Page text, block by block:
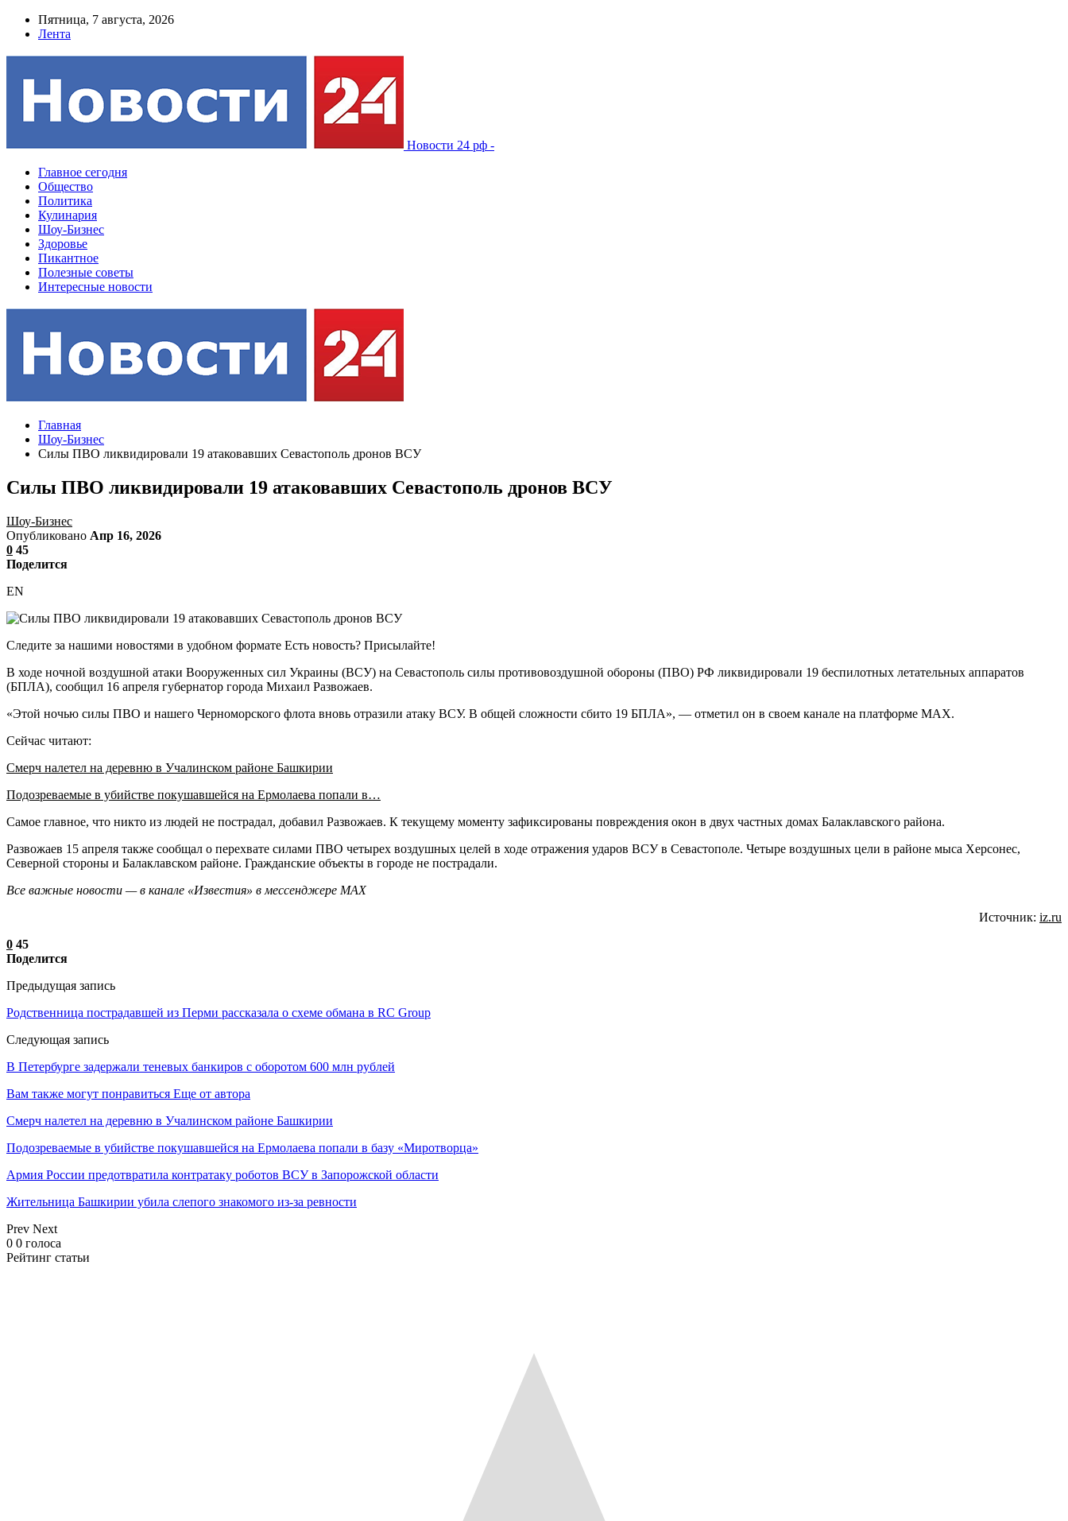
Пятница, 7 августа, 2026
Лента
Новости 24 рф -
Главное сегодня
Общество
Политика
Кулинария
Шоу-Бизнес
Здоровье
Пикантное
Полезные советы
Интересные новости
Главная
Шоу-Бизнес
Силы ПВО ликвидировали 19 атаковавших Севастополь дронов ВСУ
Силы ПВО ликвидировали 19 атаковавших Севастополь дронов ВСУ
Шоу-Бизнес
Опубликовано Апр 16, 2026
0 45
Поделится
EN
Следите за нашими новостями в удобном формате Есть новость? Присылайте!
В ходе ночной воздушной атаки Вооруженных сил Украины (ВСУ) на Севастополь силы противовоздушной обороны (ПВО) РФ ликвидировали 19 беспилотных летательных аппаратов
(БПЛА), сообщил 16 апреля губернатор города Михаил Развожаев.
«Этой ночью силы ПВО и нашего Черноморского флота вновь отразили атаку ВСУ. В общей сложности сбито 19 БПЛА», — отметил он в своем канале на платформе МАХ.
Сейчас читают:
Смерч налетел на деревню в Учалинском районе Башкирии
Подозреваемые в убийстве покушавшейся на Ермолаева попали в…
Самое главное, что никто из людей не пострадал, добавил Развожаев. К текущему моменту зафиксированы повреждения окон в двух частных домах Балаклавского района.
Развожаев 15 апреля также сообщал о перехвате силами ПВО четырех воздушных целей в ходе отражения ударов ВСУ в Севастополе. Четыре воздушных цели в районе мыса Херсонес,
Северной стороны и Балаклавском районе. Гражданские объекты в городе не пострадали.
Все важные новости — в канале «Известия» в мессенджере МАХ
Источник: iz.ru
0 45
Поделится
Предыдущая запись
Родственница пострадавшей из Перми рассказала о схеме обмана в RC Group
Следующая запись
В Петербурге задержали теневых банкиров с оборотом 600 млн рублей
Вам также могут понравиться Еще от автора
Смерч налетел на деревню в Учалинском районе Башкирии
Подозреваемые в убийстве покушавшейся на Ермолаева попали в базу «Миротворца»
Армия России предотвратила контратаку роботов ВСУ в Запорожской области
Жительница Башкирии убила слепого знакомого из-за ревности
Prev Next
0 0 голоса
Рейтинг статьи